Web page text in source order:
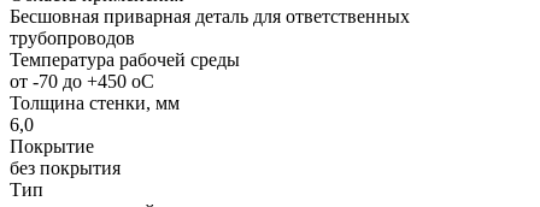
Бесшовная приварная деталь для ответственных
трубопроводов
Температура рабочей среды
от -70 до +450 oC
Толщина стенки, мм
6,0
Покрытие
без покрытия
Тип